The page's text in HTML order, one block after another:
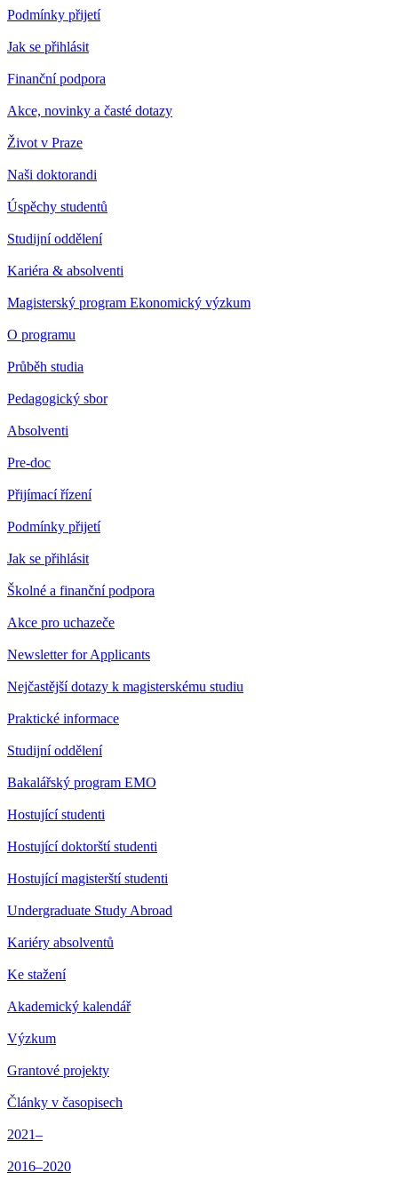
Podmínky přijetí
Jak se přihlásit
Finanční podpora
Akce, novinky a časté dotazy
Život v Praze
Naši doktorandi
Úspěchy studentů
Studijní oddělení
Kariéra & absolventi
Magisterský program Ekonomický výzkum
O programu
Průběh studia
Pedagogický sbor
Absolventi
Pre-doc
Přijímací řízení
Podmínky přijetí
Jak se přihlásit
Školné a finanční podpora
Akce pro uchazeče
Newsletter for Applicants
Nejčastější dotazy k magisterskému studiu
Praktické informace
Studijní oddělení
Bakalářský program EMO
Hostující studenti
Hostující doktorští studenti
Hostující magisterští studenti
Undergraduate Study Abroad
Kariéry absolventů
Ke stažení
Akademický kalendář
Výzkum
Grantové projekty
Články v časopisech
2021–
2016–2020